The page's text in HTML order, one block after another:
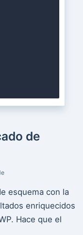
de
esquema con la
enriquecidos
Hace que el